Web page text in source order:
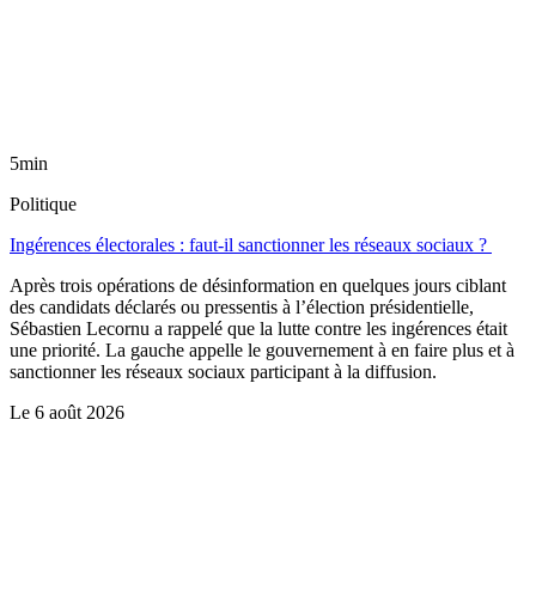
5min
Politique
Ingérences électorales : faut-il sanctionner les réseaux sociaux ?
Après trois opérations de désinformation en quelques jours ciblant
des candidats déclarés ou pressentis à l’élection présidentielle,
Sébastien Lecornu a rappelé que la lutte contre les ingérences était
une priorité. La gauche appelle le gouvernement à en faire plus et à
sanctionner les réseaux sociaux participant à la diffusion.
Le 6 août 2026